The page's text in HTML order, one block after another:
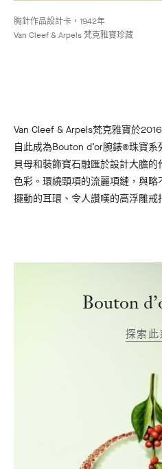
胸針作品設計卡，1942年
Van Cleef & Arpels 梵克雅寶珍藏
Van Cleef & Arpels梵克雅寶於
自此成為Bouton d’or腕錶®珠寶
貝母和裝飾寶石融匯於設計大膽
色彩。環繞頸項的流麗項鏈，與
擺動的耳環、令人讚嘆的高浮雕戒
Bouton
探索此